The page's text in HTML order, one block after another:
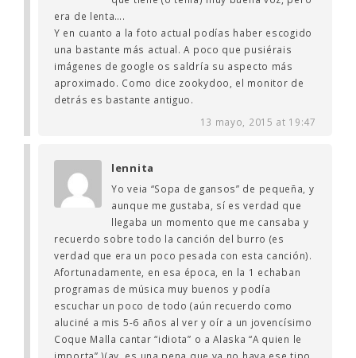
era de lenta….
Y en cuanto a la foto actual podías haber escogido
una bastante más actual. A poco que pusiérais
imágenes de google os saldría su aspecto más
aproximado. Como dice zookydoo, el monitor de
detrás es bastante antiguo.
13 mayo, 2015 at 19:47
lennita
Yo veia “Sopa de gansos” de pequeña, y
aunque me gustaba, sí es verdad que
llegaba un momento que me cansaba y
recuerdo sobre todo la canción del burro (es
verdad que era un poco pesada con esta canción).
Afortunadamente, en esa época, en la 1 echaban
programas de música muy buenos y podía
escuchar un poco de todo (aún recuerdo como
aluciné a mis 5-6 años al ver y oír a un jovencísimo
Coque Malla cantar “idiota” o a Alaska “A quien le